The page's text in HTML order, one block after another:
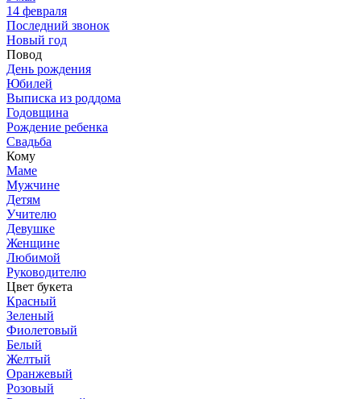
14 февраля
Последний звонок
Новый год
Повод
День рождения
Юбилей
Выписка из роддома
Годовщина
Рождение ребенка
Свадьба
Кому
Маме
Мужчине
Детям
Учителю
Девушке
Женщине
Любимой
Руководителю
Цвет букета
Красный
Зеленый
Фиолетовый
Белый
Желтый
Оранжевый
Розовый